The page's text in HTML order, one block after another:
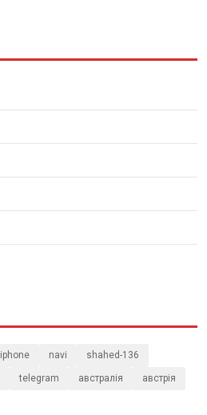
iphone navi shahed-136
telegram австралія австрія